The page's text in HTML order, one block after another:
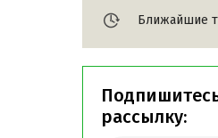
Ближайшие
рассылку: